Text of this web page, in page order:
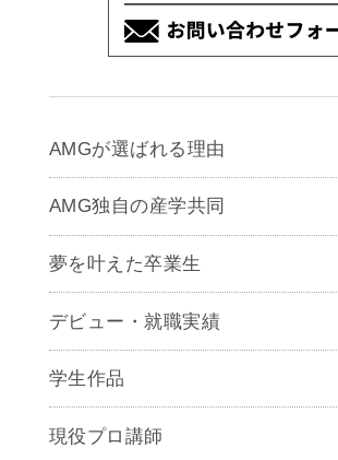
AMGが選ばれる理由
AMG独自の産学共同
夢を叶えた卒業生
デビュー・就職実績
学生作品
現役プロ講師